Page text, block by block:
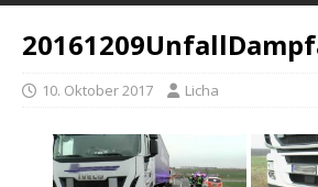
10. Oktober 2017 Licha